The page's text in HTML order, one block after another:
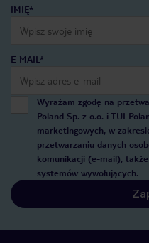
IMIĘ*
E-MAIL*
Wyrażam zgodę na
Poland Sp. z o.o. i TUI
marketingowych, w
przetwarzaniu danych
komunikacji (e-mail),
systemów wywołujących.